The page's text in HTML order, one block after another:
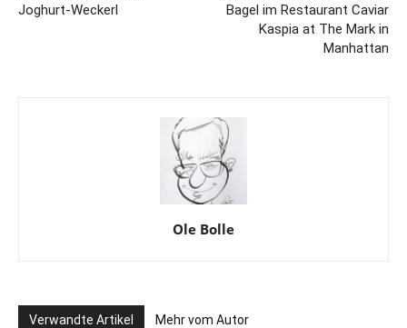
Joghurt-Weckerl
Bagel im Restaurant Caviar
Kaspia at The Mark in
Manhattan
Ole Bolle
Verwandte Artikel Mehr vom Autor